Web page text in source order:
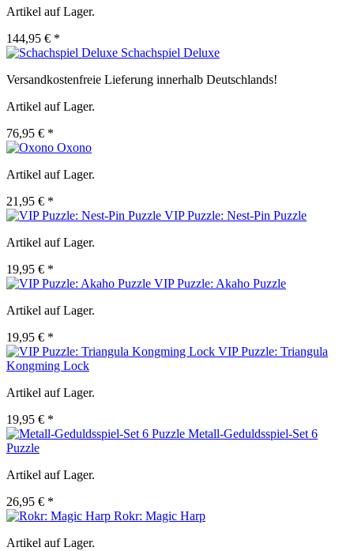
Artikel auf Lager.
144,95 € *
Schachspiel Deluxe
Versandkostenfreie Lieferung innerhalb Deutschlands!
Artikel auf Lager.
76,95 € *
Oxono
Artikel auf Lager.
21,95 € *
VIP Puzzle: Nest-Pin Puzzle
Artikel auf Lager.
19,95 € *
VIP Puzzle: Akaho Puzzle
Artikel auf Lager.
19,95 € *
VIP Puzzle: Triangula
Kongming Lock
Artikel auf Lager.
19,95 € *
Metall-Geduldsspiel-Set 6
Puzzle
Artikel auf Lager.
26,95 € *
Rokr: Magic Harp
Artikel auf Lager.